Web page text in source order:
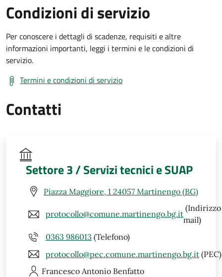
Condizioni di servizio
Per conoscere i dettagli di scadenze, requisiti e altre
informazioni importanti, leggi i termini e le condizioni di
servizio.
Termini e condizioni di servizio
Contatti
Settore 3 / Servizi tecnici e SUAP
Piazza Maggiore, 1 24057 Martinengo (BG)
protocollo@comune.martinengo.bg.it
(Indirizzo
mail)
0363 986013 (Telefono)
protocollo@pec.comune.martinengo.bg.it (PEC)
Francesco Antonio Benfatto